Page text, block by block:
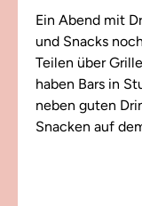
Ein Abend mit
und Snacks
Teilen über
haben Bars in
neben guten
Snacken auf